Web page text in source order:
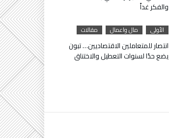
والفكر غداً
الأولى مال واعمال مقالات
انتصار للمتعاملين الاقتصاديين… تبون
يضع حدًا لسنوات التعطيل والاختناق